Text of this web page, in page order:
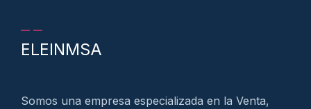
ELEINMSA
Somos una empresa especializada en la Venta,